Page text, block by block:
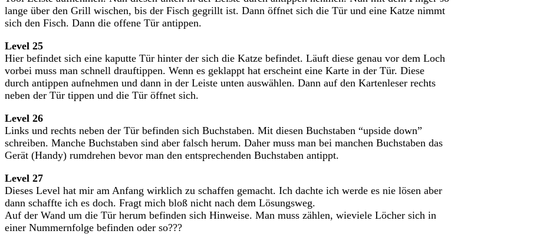
lange über den Grill wischen, bis der Fisch gegrillt ist. Dann öffnet sich die Tür und eine Katze nimmt
sich den Fisch. Dann die offene Tür antippen.
Level 25
Hier befindet sich eine kaputte Tür hinter der sich die Katze befindet. Läuft diese genau vor dem Loch
vorbei muss man schnell drauftippen. Wenn es geklappt hat erscheint eine Karte in der Tür. Diese
durch antippen aufnehmen und dann in der Leiste unten auswählen. Dann auf den Kartenleser rechts
neben der Tür tippen und die Tür öffnet sich.
Level 26
Links und rechts neben der Tür befinden sich Buchstaben. Mit diesen Buchstaben “upside down”
schreiben. Manche Buchstaben sind aber falsch herum. Daher muss man bei manchen Buchstaben das
Gerät (Handy) rumdrehen bevor man den entsprechenden Buchstaben antippt.
Level 27
Dieses Level hat mir am Anfang wirklich zu schaffen gemacht. Ich dachte ich werde es nie lösen aber
dann schaffte ich es doch. Fragt mich bloß nicht nach dem Lösungsweg.
Auf der Wand um die Tür herum befinden sich Hinweise. Man muss zählen, wieviele Löcher sich in
einer Nummernfolge befinden oder so???